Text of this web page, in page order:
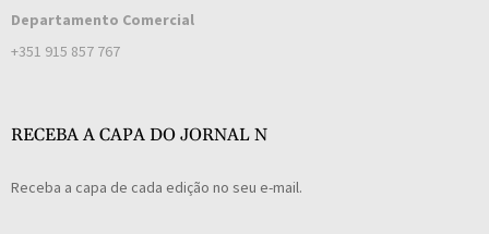
Departamento Comercial
+351 915 857 767
RECEBA A CAPA DO JORNAL N
Receba a capa de cada edição no seu e-mail.